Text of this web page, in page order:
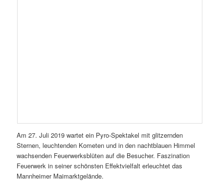
Am 27. Juli 2019 wartet ein Pyro-Spektakel mit glitzernden
Sternen, leuchtenden Kometen und in den nachtblauen Himmel
wachsenden Feuerwerksblüten auf die Besucher. Faszination
Feuerwerk in seiner schönsten Effektvielfalt erleuchtet das
Mannheimer Maimarktgelände.